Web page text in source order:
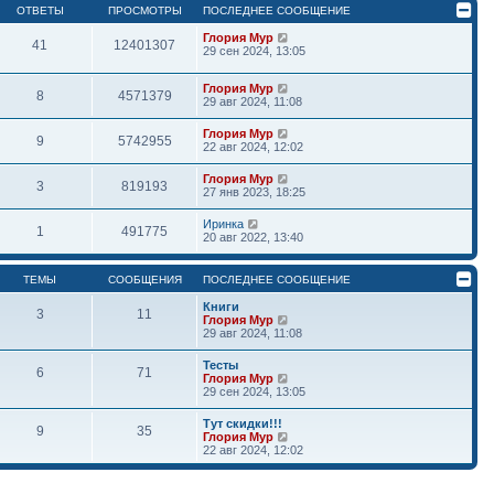
ОТВЕТЫ ПРОСМОТРЫ ПОСЛЕДНЕЕ СООБЩЕНИЕ
41 12401307
Глория Мур
29 сен 2024, 13:05
8 4571379
Глория Мур
29 авг 2024, 11:08
9 5742955
Глория Мур
22 авг 2024, 12:02
3 819193
Глория Мур
27 янв 2023, 18:25
1 491775
Иринка
20 авг 2022, 13:40
ТЕМЫ СООБЩЕНИЯ ПОСЛЕДНЕЕ СООБЩЕНИЕ
3 11
Книги
Глория Мур
е
т
и
к
с
л
29 авг 2024, 11:08
6 71
Тесты
Глория Мур
е
т
и
к
29 сен 2024, 13:05
9 35
Тут скидки!!!
Глория Мур
е
р
22 авг 2024, 12:02